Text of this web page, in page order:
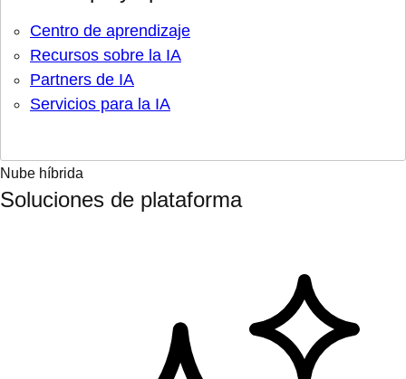
Centro de aprendizaje
Recursos sobre la IA
Partners de IA
Servicios para la IA
Nube híbrida
Soluciones de plataforma